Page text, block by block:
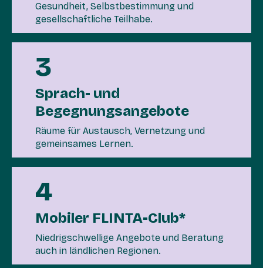
Gesundheit, Selbstbestimmung und
gesellschaftliche Teilhabe.
3
Sprach- und
Begegnungsangebote
Räume für Austausch, Vernetzung und
gemeinsames Lernen.
4
Mobiler FLINTA-Club*
Niedrigschwellige Angebote und Beratung
auch in ländlichen Regionen.